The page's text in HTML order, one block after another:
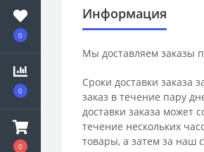
0
0
0
Информация
Мы доставляем заказы
Сроки доставки заказа
заказ в течение пару
доставки заказа может
течение нескольких
товары, а затем за наш